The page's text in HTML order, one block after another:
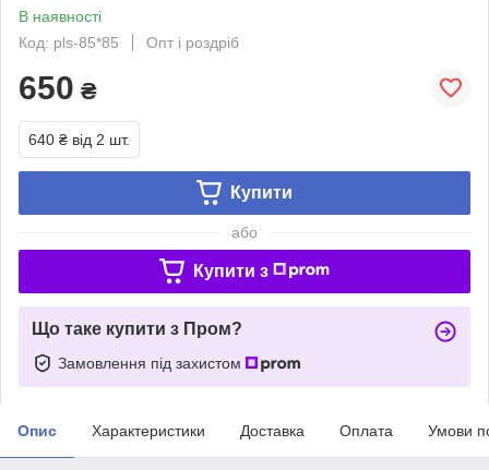
В наявності
Код: pls-85*85
Опт і роздріб
650 ₴
640 ₴ від 2 шт.
Купити
або
Купити з
Що таке купити з Пром?
Замовлення під захистом
Опис Характеристики Доставка Оплата Умови